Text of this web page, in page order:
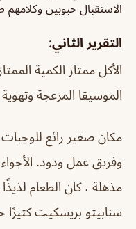
الاستقبال حبوبين
التقرير الثاني:
الأكل ممتاز الكمية
الموسيقا المزعجة
مكان صغير رائع
وفريق عمل ودود.
مذهلة ، كان الطعام
سنابيتو بريسكيت كثيرًا